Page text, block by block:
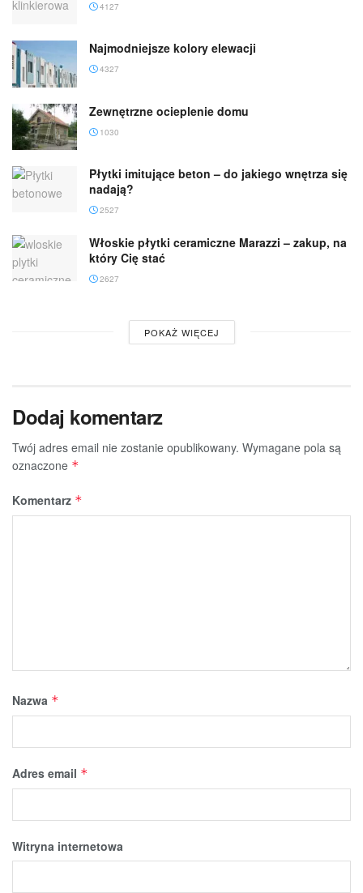
4127
Najmodniejsze kolory elewacji
4327
Zewnętrzne ocieplenie domu
1030
Płytki imitujące beton – do jakiego wnętrza się
nadają?
2527
Włoskie płytki ceramiczne Marazzi – zakup, na
który Cię stać
2627
POKAŻ WIĘCEJ
Dodaj komentarz
Twój adres email nie zostanie opublikowany. Wymagane pola są
oznaczone *
Komentarz *
Nazwa *
Adres email *
Witryna internetowa